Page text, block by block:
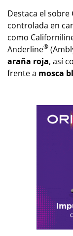
Destaca el sobre
controlada en
como
Anderline® (
araña roja, así
frente a mosca